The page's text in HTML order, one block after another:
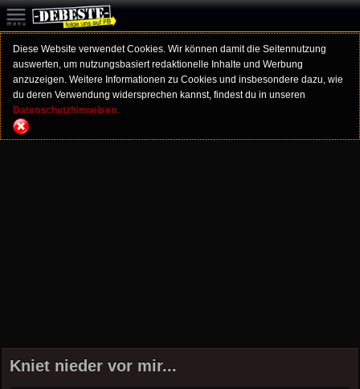
Diese Website verwendet Cookies. Wir können damit die Seitennutzung
auswerten, um nutzungsbasiert redaktionelle Inhalte und Werbung
anzuzeigen. Weitere Informationen zu Cookies und insbesondere dazu, wie
du deren Verwendung widersprechen kannst, findest du in unseren
Datenschutzhinweisen.
Kniet nieder vor mir...